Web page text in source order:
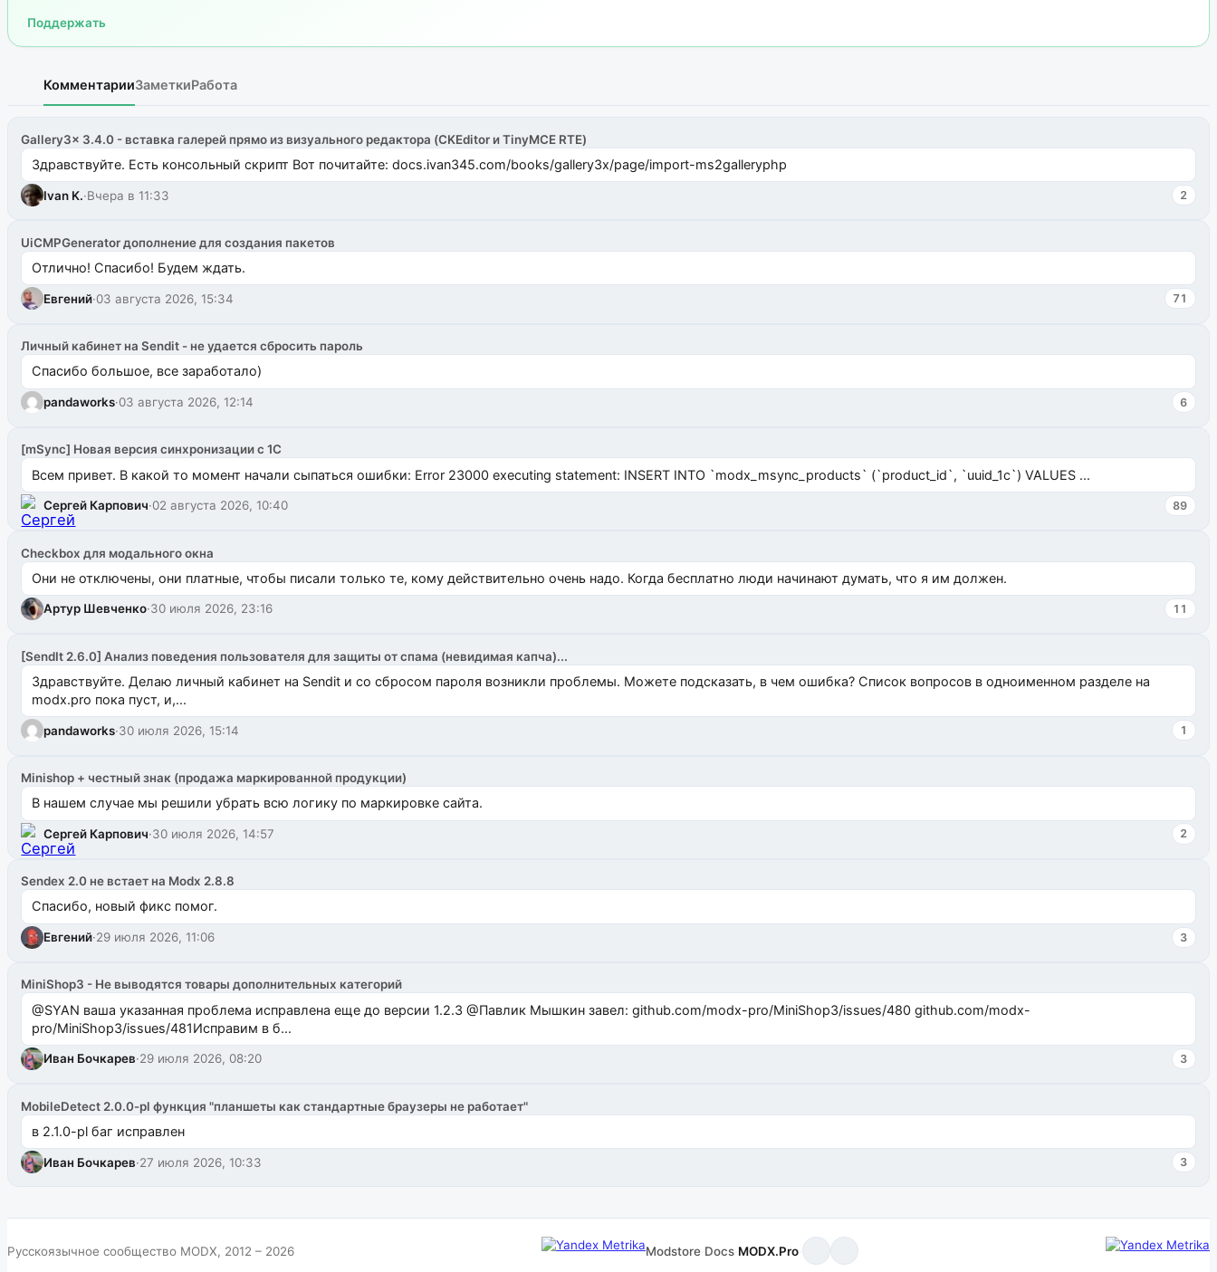
Поддержать
КомментарииЗаметкиРабота
Gallery3x 3.4.0 - вставка галерей прямо из визуального редактора (CKEditor и TinyMCE RTE)
Здравствуйте. Есть консольный скрипт Вот почитайте: docs.ivan345.com/books/gallery3x/page/import-ms2galleryphp
Ivan K.·Вчера в 11:33 2
UiCMPGenerator дополнение для создания пакетов
Отлично! Спасибо! Будем ждать.
Евгений·03 августа 2026, 15:34 71
Личный кабинет на Sendit - не удается сбросить пароль
Спасибо большое, все заработало)
pandaworks·03 августа 2026, 12:14 6
[mSync] Новая версия синхронизации с 1С
Всем привет. В какой то момент начали сыпаться ошибки: Error 23000 executing statement: INSERT INTO `modx_msync_products` (`product_id`, `uuid_1c`) VALUES ...
Сергей Карпович·02 августа 2026, 10:40 89
Checkbox для модального окна
Они не отключены, они платные, чтобы писали только те, кому действительно очень надо. Когда бесплатно люди начинают думать, что я им должен.
Артур Шевченко·30 июля 2026, 23:16 11
[SendIt 2.6.0] Анализ поведения пользователя для защиты от спама (невидимая капча)...
Здравствуйте. Делаю личный кабинет на Sendit и со сбросом пароля возникли проблемы. Можете подсказать, в чем ошибка? Список вопросов в одноименном разделе на
modx.pro пока пуст, и,...
pandaworks·30 июля 2026, 15:14 1
Minishop + честный знак (продажа маркированной продукции)
В нашем случае мы решили убрать всю логику по маркировке сайта.
Сергей Карпович·30 июля 2026, 14:57 2
Sendex 2.0 не встает на Modx 2.8.8
Спасибо, новый фикс помог.
Евгений·29 июля 2026, 11:06 3
MiniShop3 - Не выводятся товары дополнительных категорий
@SYAN ваша указанная проблема исправлена еще до версии 1.2.3 @Павлик Мышкин завел: github.com/modx-pro/MiniShop3/issues/480 github.com/modx-
pro/MiniShop3/issues/481Исправим в б...
Иван Бочкарев·29 июля 2026, 08:20 3
MobileDetect 2.0.0-pl функция "планшеты как стандартные браузеры не работает"
в 2.1.0-pl баг исправлен
Иван Бочкарев·27 июля 2026, 10:33 3
Русскоязычное сообщество MODX, 2012 – 2026 Modstore·Docs·MODX.Pro·